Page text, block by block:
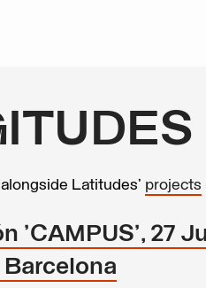
Latitudes’ projects
'CAMPUS', 27
Barcelona